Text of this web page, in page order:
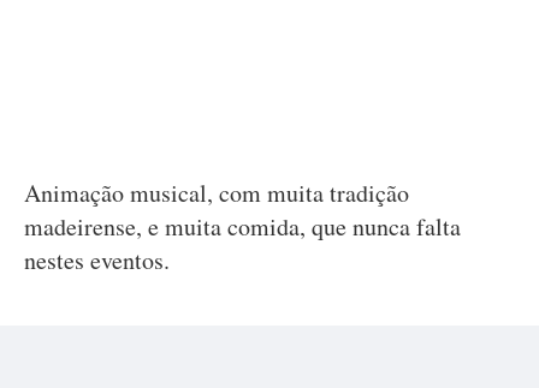
Animação musical, com muita tradição
madeirense, e muita comida, que nunca falta
nestes eventos.